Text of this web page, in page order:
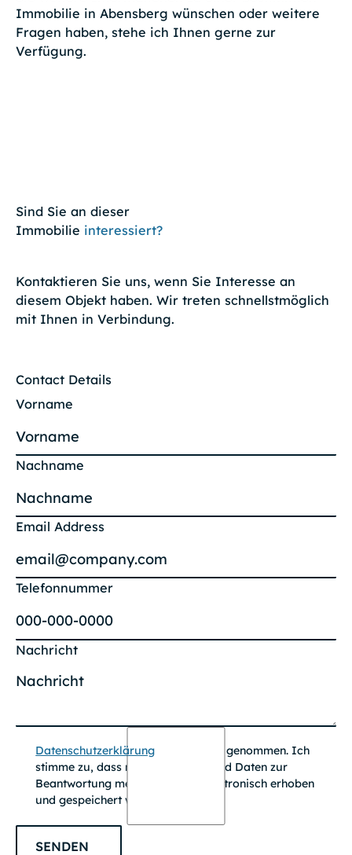
Immobilie in Abensberg wünschen oder weitere
Fragen haben, stehe ich Ihnen gerne zur
Verfügung.
Sind Sie an dieser
Immobilie interessiert?
Kontaktieren Sie uns, wenn Sie Interesse an
diesem Objekt haben. Wir treten schnellstmöglich
mit Ihnen in Verbindung.
Contact Details
Vorname
Nachname
Email Address
Telefonnummer
Nachricht
Datenschutzerklärung zur Kenntnis genommen. Ich
stimme zu, dass meine Angaben und Daten zur
Beantwortung meiner Anfrage elektronisch erhoben
und gespeichert werden.
SENDEN